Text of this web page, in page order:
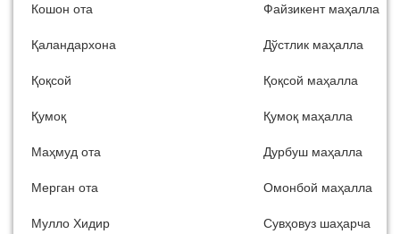
Кошон ота Файзикент маҳалла
Қаландархона Дўстлик маҳалла
Қоқсой Қоқсой маҳалла
Қумоқ Қумоқ маҳалла
Маҳмуд ота Дурбуш маҳалла
Мерган ота Омонбой маҳалла
Мулло Хидир Сувҳовуз шаҳарча